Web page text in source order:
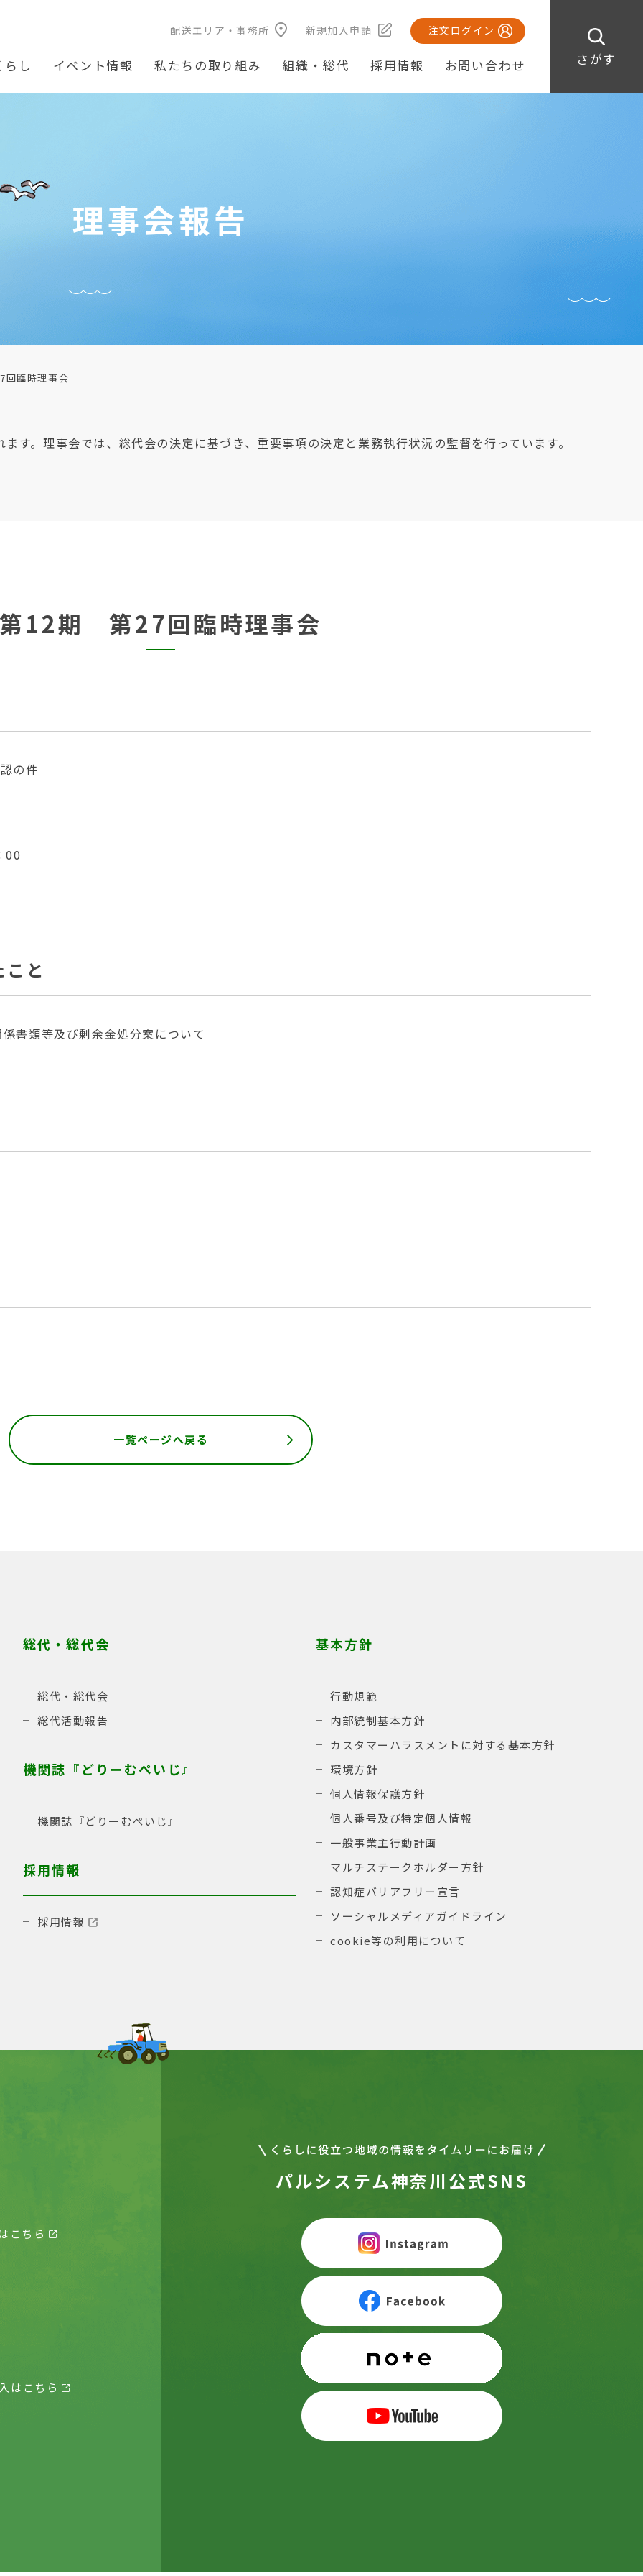
さがす
配送エリア・事務所 新規加入申請 注文ログイン
し イベント情報 私たちの取り組み 組織・総代 採用情報 お問い合わせ
理事会報告
臨時理事会
す。理事会では、総代会の決定に基づき、重要事項の決定と業務執行状況の監督を行っています。
第12期 第27回臨時理事会
の件
00
と
書類等及び剰余金処分案について
一覧ページへ戻る
総代・総代会
総代・総代会
総代活動報告
機関誌『どりーむぺいじ』
機関誌『どりーむぺいじ』
採用情報
採用情報
基本方針
行動規範
内部統制基本方針
カスタマーハラスメントに対する基本方針
環境方針
個人情報保護方針
個人番号及び特定個人情報
一般事業主行動計画
マルチステークホルダー方針
認知症バリアフリー宣言
ソーシャルメディアガイドライン
cookie等の利用について
こちら
はこちら
パルシステム神奈川公式SNS